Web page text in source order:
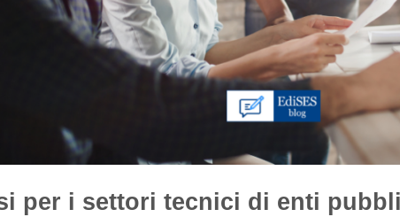
per i settori tecnici di enti